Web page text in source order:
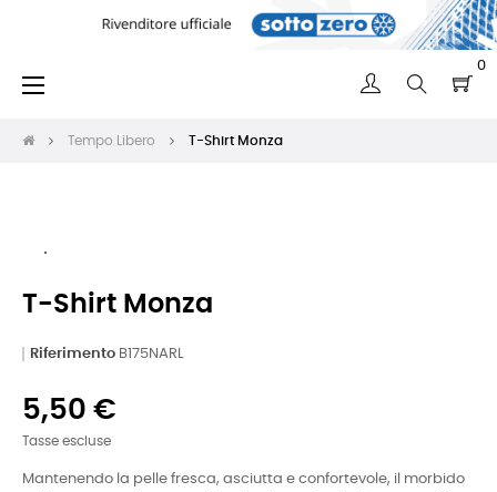
0
navigazione
☰
Tempo Libero T-Shirt Monza
T-Shirt Monza
Riferimento B175NARL
5,50 €
Tasse escluse
Mantenendo la pelle fresca, asciutta e confortevole, il morbido